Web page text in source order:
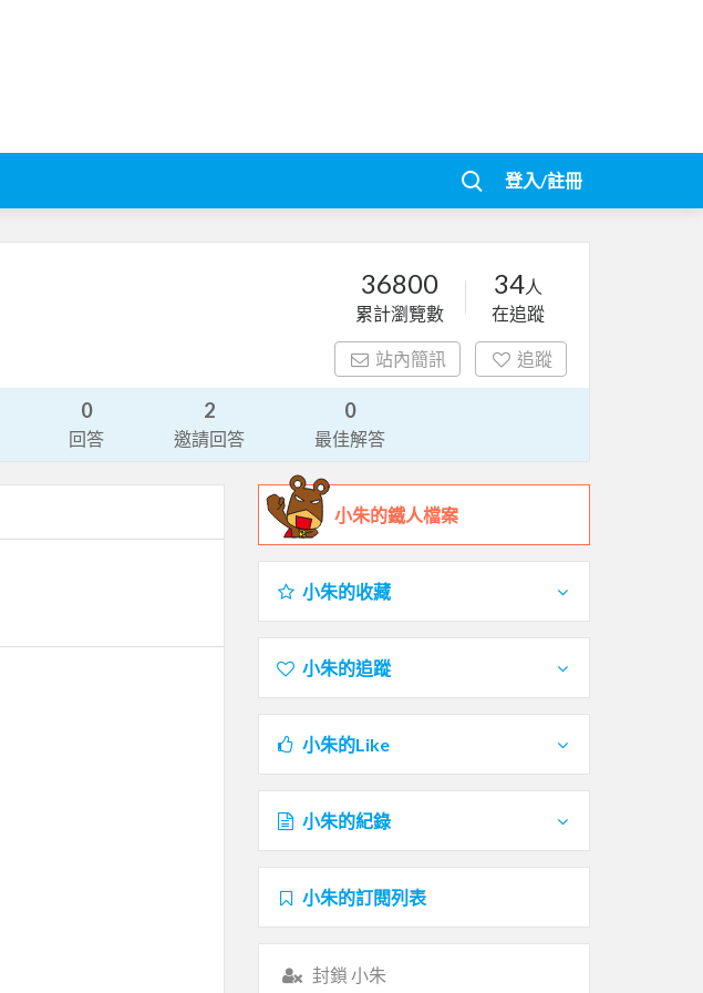
登入/註冊
36800
累計瀏覽數
34人
在追蹤
站內簡訊 追蹤
0
回答
2
邀請回答
0
最佳解答
小朱的鐵人檔案
小朱的收藏
小朱的追蹤
小朱的Like
小朱的紀錄
小朱的訂閱列表
封鎖 小朱